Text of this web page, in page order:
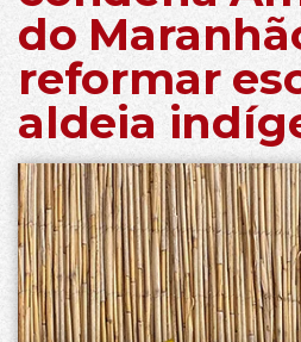
do
reformar
aldeia